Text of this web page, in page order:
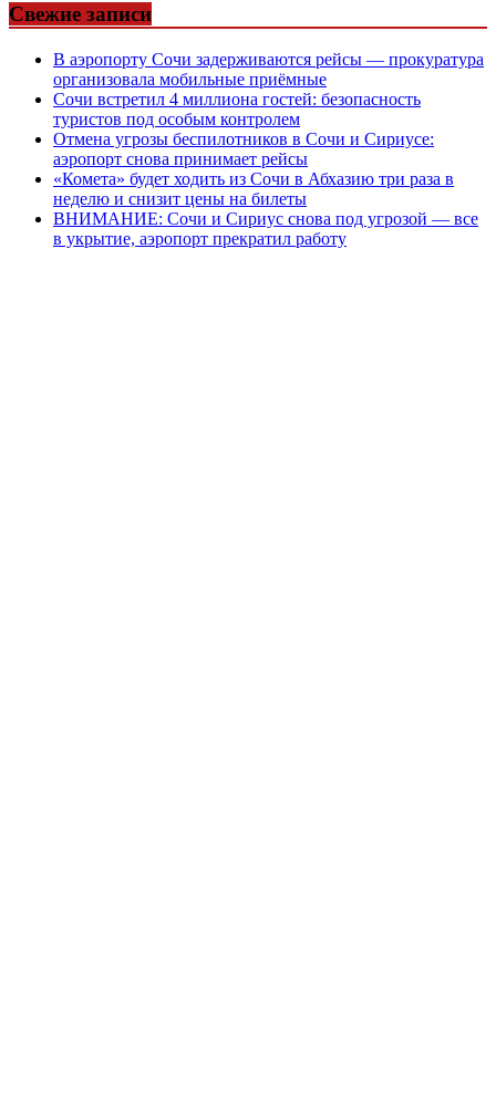
Свежие записи
В аэропорту Сочи задерживаются рейсы — прокуратура
организовала мобильные приёмные
Сочи встретил 4 миллиона гостей: безопасность
туристов под особым контролем
Отмена угрозы беспилотников в Сочи и Сириусе:
аэропорт снова принимает рейсы
«Комета» будет ходить из Сочи в Абхазию три раза в
неделю и снизит цены на билеты
ВНИМАНИЕ: Сочи и Сириус снова под угрозой — все
в укрытие, аэропорт прекратил работу